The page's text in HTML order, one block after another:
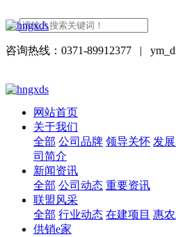
咨询热线：0371-89912377 |
网站首页
关于我们
全部 公司品牌 领导关怀 发
司简介
新闻资讯
全部 公司动态 重要资讯
联盟风采
全部 行业动态 在建项目 惠
供销e家